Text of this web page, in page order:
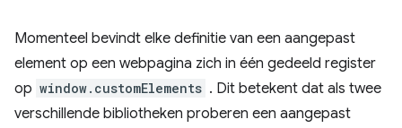
Momenteel bevindt elke definitie van een aangepast
element op een webpagina zich in één gedeeld register
op window.customElements . Dit betekent dat als twee
verschillende bibliotheken proberen een aangepast